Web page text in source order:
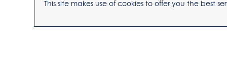
This site makes use of cookies to offer you the